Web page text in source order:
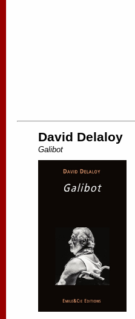
David Delaloy
Galibot